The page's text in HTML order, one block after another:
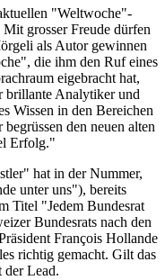
"Weltwoche"-
grosser Freude dürfen
als Autor gewinnen
die ihm den Ruf eines
eigebracht hat,
brillante Analytiker und
Wissen in den Bereichen
den neuen alten
Erfolg."
hat in der Nummer,
unter uns"), bereits
Titel "Jedem Bundesrat
Bundesrats nach den
François Hollande
richtig gemacht. Gilt das
der Lead.